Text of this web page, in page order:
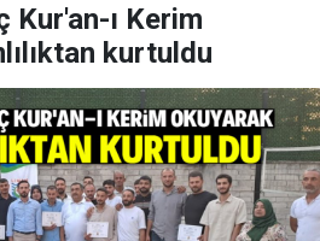
Kur'an-ı Kerim
kurtuldu